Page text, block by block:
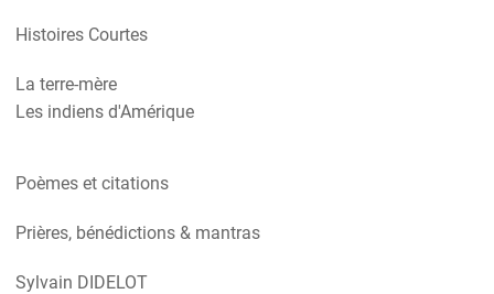
Histoires Courtes
La terre-mère
Les indiens d'Amérique
Poèmes et citations
Prières, bénédictions & mantras
Sylvain DIDELOT